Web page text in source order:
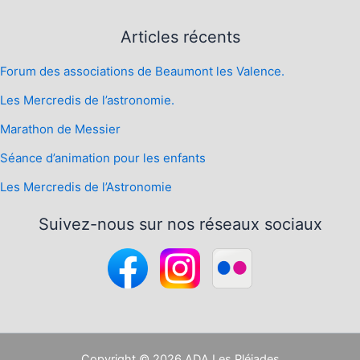
Articles récents
Forum des associations de Beaumont les Valence.
Les Mercredis de l’astronomie.
Marathon de Messier
Séance d’animation pour les enfants
Les Mercredis de l’Astronomie
Suivez-nous sur nos réseaux sociaux